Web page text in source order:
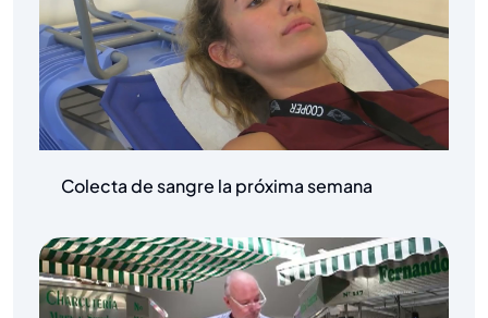
Colecta de sangre la próxima semana